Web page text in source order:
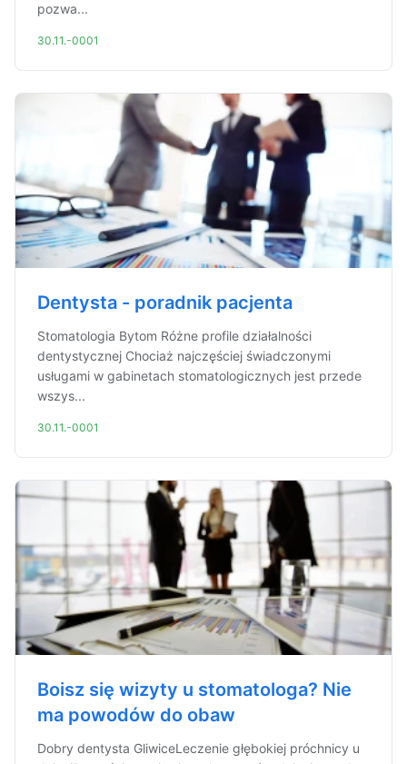
pozwa...
30.11.-0001
Dentysta - poradnik pacjenta
Stomatologia Bytom Różne profile działalności
dentystycznej Chociaż najczęściej świadczonymi
usługami w gabinetach stomatologicznych jest przede
wszys...
30.11.-0001
Boisz się wizyty u stomatologa? Nie
ma powodów do obaw
Dobry dentysta GliwiceLeczenie głębokiej próchnicy u